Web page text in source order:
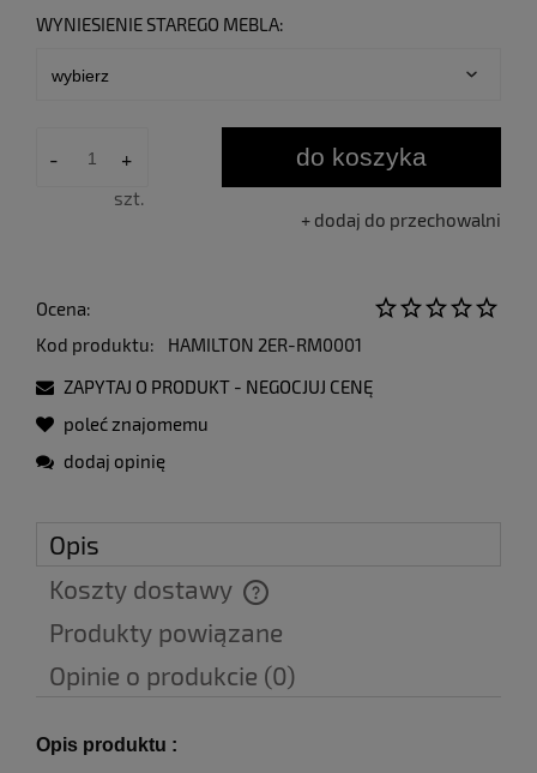
WYNIESIENIE STAREGO MEBLA:
- +
szt.
do koszyka
dodaj do przechowalni
Ocena:
Kod produktu:
HAMILTON 2ER-RM0001
ZAPYTAJ O PRODUKT - NEGOCJUJ CENĘ
poleć znajomemu
dodaj opinię
Opis
Koszty dostawy
Cena nie zawiera ewentualnych kosztów płatności
Produkty powiązane
Opinie o produkcie (0)
Opis produktu :